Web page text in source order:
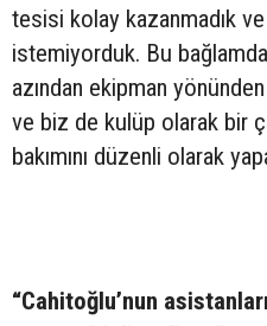
tesisi kolay kazanmadık ve
istemiyorduk. Bu
azından ekipman
ve biz de kulüp olarak bir
bakımını düzenli olarak
“Cahitoğlu’nun